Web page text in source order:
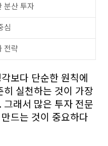
분산 투자
심
전략
보다 단순한 원칙에
실천하는 것이 가장
래서 많은 투자 전문
드는 것이 중요하다